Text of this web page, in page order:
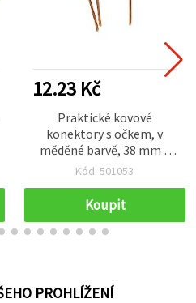
12.23 Kč
Praktické kovové
konektory s očkem, v
měděné barvě, 38 mm –
cca 60 ks (10 g), ideální
Kód: 501053
Koupit
PROHLÍŽENÍ